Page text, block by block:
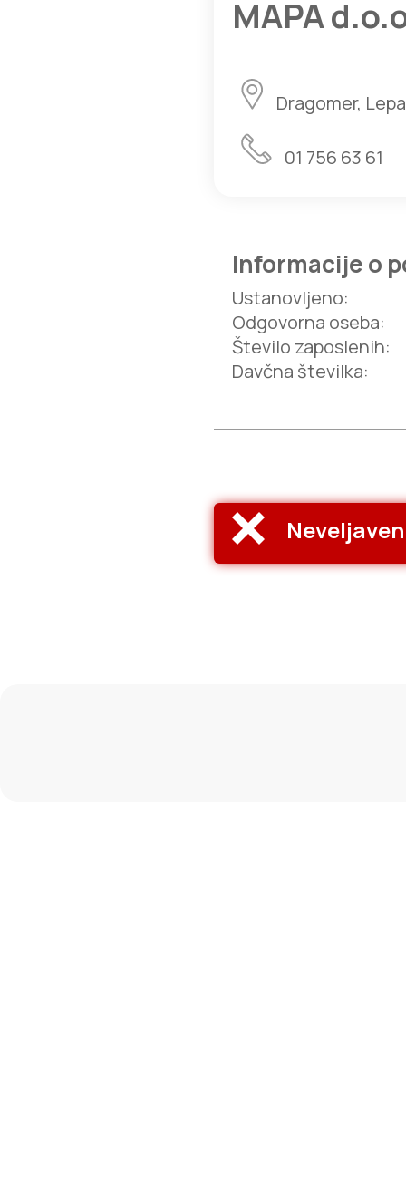
MAPA
Dragomer,
01 756 63 61
Informacije o
Ustanovljeno:
Odgovorna oseba:
Število zaposlenih:
Davčna številka: